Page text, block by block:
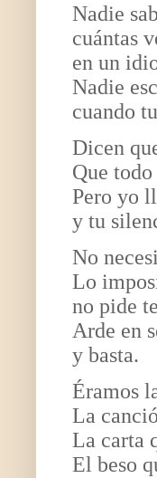
Nadie
cuántas
en un
Nadie
cuando
Dicen
Que
Pero yo
y tu
No
Lo
no pide
Arde en
y basta.
Éramos
La
La carta
El beso